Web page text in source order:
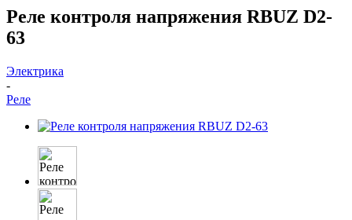
Реле контроля напряжения RBUZ D2-
63
Электрика
-
Реле